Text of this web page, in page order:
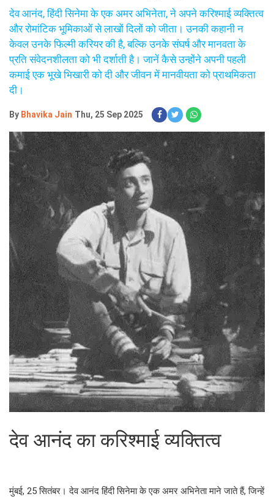
देव आनंद, हिंदी सिनेमा के एक अमर अभिनेता, ने अपने करिश्माई व्यक्तित्व
और रोमांटिक भूमिकाओं से लाखों दिलों को जीता। उनकी कहानी न
केवल उनके फिल्मी करियर की है, बल्कि उनके संघर्ष और मानवता के
प्रति संवेदनशीलता को भी दर्शाती है। जानें कैसे उन्होंने अपनी पहली
कमाई एक भूखे भिखारी को दी और जीवन में मानवीयता को प्राथमिकता
दी।
By Bhavika Jain Thu, 25 Sep 2025
देव आनंद का करिश्माई व्यक्तित्व
मुंबई, 25 सितंबर। देव आनंद हिंदी सिनेमा के एक अमर अभिनेता माने जाते हैं, जिन्हें